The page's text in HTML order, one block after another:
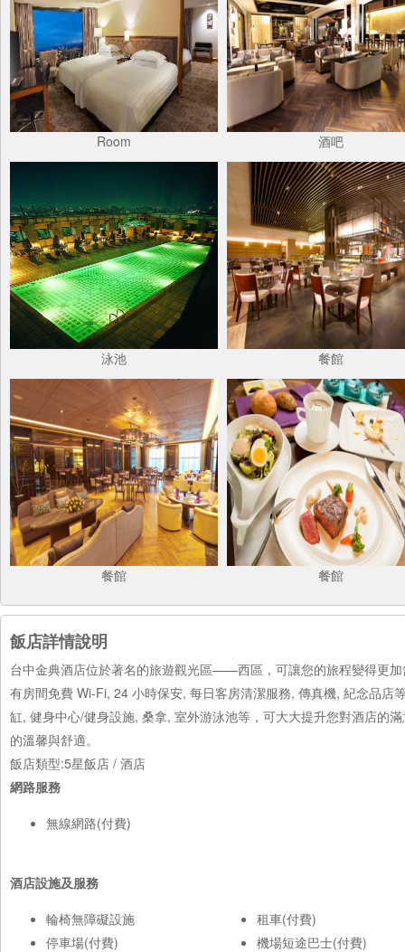
Room 酒吧
泳池 餐館
餐館 餐館
飯店詳情說明
台中金典酒店位於著名的旅遊觀光區——西區，可讓您的旅程變得更
有房間免費 Wi-Fi, 24 小時保安, 每日客房清潔服務, 傳真機, 紀念品
缸, 健身中心/健身設施, 桑拿, 室外游泳池等，可大大提升您對酒店的
的溫馨與舒適。
飯店類型:5星飯店 / 酒店
網路服務
無線網路(付費)
酒店設施及服務
輪椅無障礙設施
停車場(付費)
租車(付費)
機場短途巴士(付費)